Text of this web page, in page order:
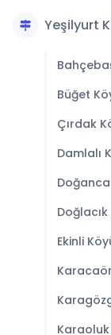
Yeşilyurt
Büğet
Çırdak
Damlalı
Ekinli